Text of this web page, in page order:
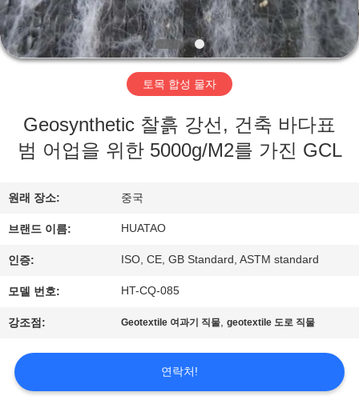
우
리
하
여
공
장
여
토목 합성 물자
Geosynthetic 찰흙 강선, 건축 바다표
범 어업을 위한 5000g/M2를 가진 GCL
원래 장소: 중국
브랜드 이름: HUATAO
인증: ISO, CE, GB Standard, ASTM standard
모델 번호: HT-CQ-085
강조점: Geotextile 여과기 직물,geotextile 도로 직물
연락처!